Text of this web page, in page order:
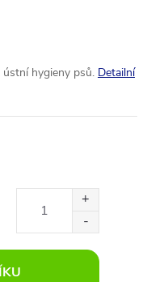
ústní hygieny psů. Detailní